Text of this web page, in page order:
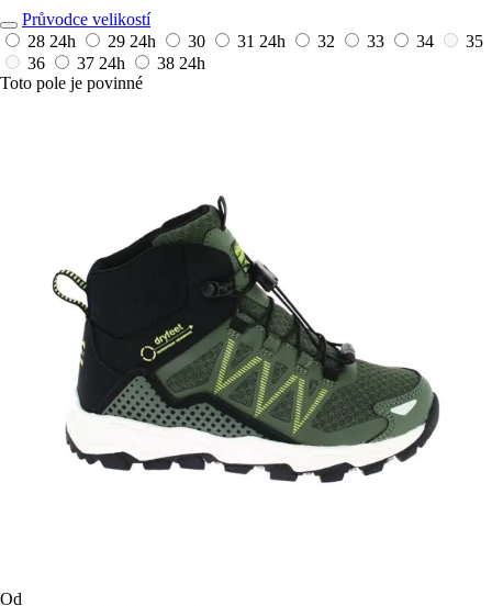
Průvodce velikostí
28 24h 29 24h 30 31 24h 32 33 34
35
36
37 24h 38 24h
Toto pole je povinné
Od